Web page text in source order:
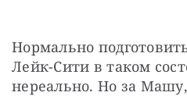
Нормально
Лейк-Сити в таком
нереально. Но за